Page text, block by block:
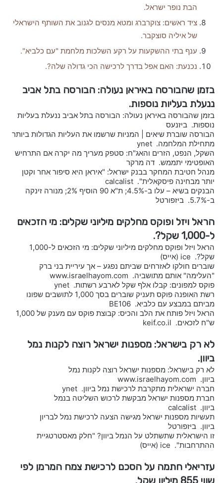
הבת נופר ישראל.
ציד ראשים: צוקרברג ומטא מנסים לגנוב את השותף הישראלי
של איליה סוצקבר.
ענף בתי ההשקעות על רקע השלכות מלחמת "עם כלביא".
נכנעת: האם אפל בדרך לרכישה הכי גדולה שלה?.
בזמן שהבורסה באיראן נעולה: הבורסה בתל אביב
ננעלת בעליות נוספות.
בזמן שהבורסה באיראן נעולה: הבורסה בתל אביב ננעלת בעליות
נוספות. ביזנעס
הבורסה שוברת שיאים | המניות שרשמו את העליות הגדולות ביותר
מתחילת המלחמה. ynet
השקל, הנפט, הזרים והאג"ח: סטפק מעריך מה יקרה אם התרחיש
האופטימי יתממש. דה מרקר
מנהל חטיבת המחקר בבנק ישראל: "איראן היא סיפור אחר וקטן
יותר מבחינה פיסקאלית". calcalist
הבנקים בשיא – עלו ב-4.5%; ת"א 90 הוסיף 2%; מנורה זינקה
ב-5.7%. ביזפורטל
הראל ויזל ופוקס מחלקים מיליוני שקלים: מי הזכאים
ל-1,000 שקל?.
הראל ויזל ופוקס מחלקים מיליוני שקלים: מי הזכאים ל-1,000
שקל?. ice (אייס)
שוברים חולקו לאזרחים שביתם נפגע – אך עיריית בני ברק
"העלימה" אותם מתושביה. www.israelhayom.com
פוקס למפונים: קבלו אלף שקל לארבע רשתות. ynet
רשת האופנה פוקס תעניק שוברים בסך 1,000 לתושבים שפונו
מביתם במבצע עם כלביא. BE106
הראל ויזל פותח את הלב והכיס: קבוצת פוקס עם מענק של 1,000
ש"ח לזכאים. keif.co.il
לא רק בישראל: מספנות ישראל רוצה לקנות נמל
ביוון.
לא רק בישראל: מספנות ישראל רוצה לקנות נמל
ביוון. www.israelhayom.com
חברה ישראלית מתקרבת לרכישת נמל ביוון. ynet
חברת מספנות ישראל מבקשת לרכוש השליטה בנמל
ביוון. calcalist
תעשיות מספנות ישראל מגישה הצעה לרכישת נמל לבריון
ביוון. ביזפורטל
זו הישראלית שתשתלט על הנמל ביוון? "חלק מאסטרטגיית
ההתרחבות". ice (אייס)
עזריאלי חתמה על הסכם לרכישת צמח המרמן לפי